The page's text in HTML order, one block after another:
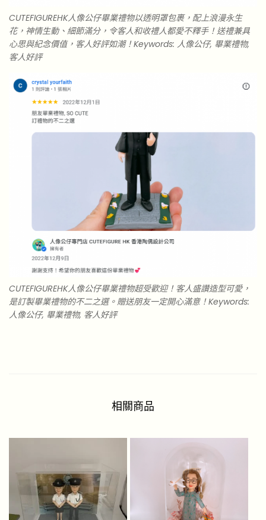
CUTEFIGUREHK人像公仔畢業禮物以透明罩包裹，配上浪漫永生
花，神情生動、細節滿分，令客人和收禮人都愛不釋手！送禮兼具
心思與紀念價值，客人好評如潮！Keywords: 人像公仔, 畢業禮物,
客人好評
CUTEFIGUREHK人像公仔畢業禮物超受歡迎！客人盛讚造型可愛，
是訂製畢業禮物的不二之選。贈送朋友一定開心滿意！Keywords:
人像公仔, 畢業禮物, 客人好評
相關商品